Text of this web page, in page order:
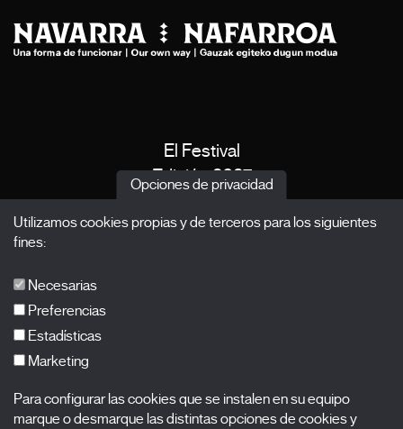
El Festival
Edición 2027
Acreditaciones
Nombre
Opciones de privacidad
Utilizamos cookies propias y de terceros para los siguientes
fines:
Necesarias
Preferencias
Estadísticas
Marketing
Para configurar las cookies que se instalen en su equipo
marque o desmarque las distintas opciones de cookies y